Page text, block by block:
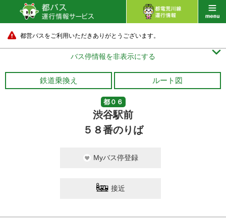
都営バスをご利用いただきありがとうございます。
バス停情報を非表示にする 
鉄道乗換え ルート図
都０６
渋谷駅前
５８番のりば
Myバス停登録
接近